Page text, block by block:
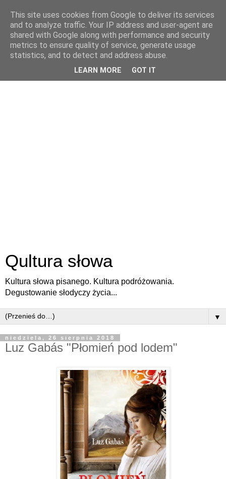
Qultura słowa
Kultura słowa pisanego. Kultura podróżowania.
Degustowanie słodyczy życia...
▼
niedziela, 26 sierpnia 2018
Luz Gabás "Płomień pod lodem"
This site uses cookies from Google to deliver its services
and to analyze traffic. Your IP address and user-agent are
shared with Google along with performance and security
metrics to ensure quality of service, generate usage
statistics, and to detect and address abuse.
LEARN MORE GOT IT